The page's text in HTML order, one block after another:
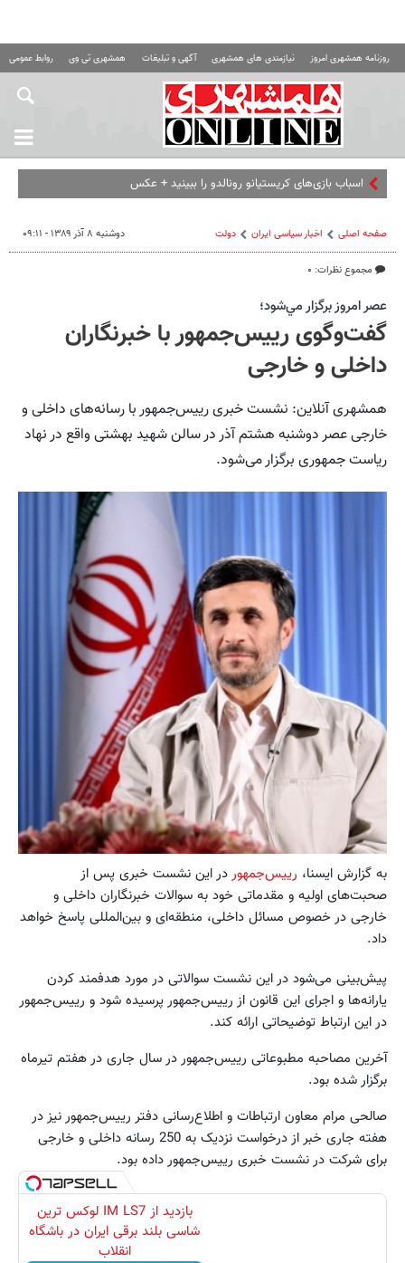
روزنامه همشهری امروز نیازمندی های همشهری آگهی و تبلیغات همشهری تی وی روابط عمومی
اسباب‌ بازی‌های کریستیانو رونالدو را ببینید + عکس
صفحه اصلی اخبار سیاسی ایران دولت
مجموع نظرات: ۰
دوشنبه ۸ آذر ۱۳۸۹ - ۰۹:۱۱
عصر امروز برگزار مي‌شود؛
گفت‌وگوی رییس‌جمهور با خبرنگاران
داخلی و خارجی
همشهری آنلاین: نشست خبری رییس‌جمهور با رسانه‌های داخلی و
خارجی عصر دوشنبه هشتم آذر در سالن شهید بهشتی واقع در نهاد
ریاست جمهوری برگزار می‌شود.
به گزارش ایسنا، رییس‌جمهوردر این نشست خبری پس از
صحبت‌های اولیه و مقدماتی خود به سوالات خبرنگاران داخلی و
خارجی در خصوص مسائل داخلی، منطقه‌ای و بین‌المللی پاسخ خواهد
داد.
پیش‌بینی می‌شود در این نشست سوالاتی در مورد هدفمند کردن
یارانه‌ها و اجرای این قانون از رییس‌جمهور پرسیده شود و رییس‌جمهور
در این ارتباط توضیحاتی ارائه کند.
آخرین مصاحبه مطبوعاتی رییس‌جمهور در سال جاری در هفتم تیرماه
برگزار شده بود.
صالحی مرام معاون ارتباطات و اطلاع‌رسانی دفتر رییس‌جمهور نیز در
هفته جاری خبر از درخواست نزدیک به 250 رسانه داخلی و خارجی
برای شرکت در نشست خبری رییس‌جمهور داده بود.
بازدید از IM LS7 لوکس ترین
شاسی بلند برقی ایران در باشگاه
انقلاب